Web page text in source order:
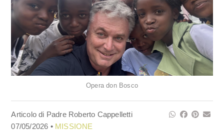
Opera don Bosco
Articolo di Padre Roberto Cappelletti
07/05/2026 • MISSIONE